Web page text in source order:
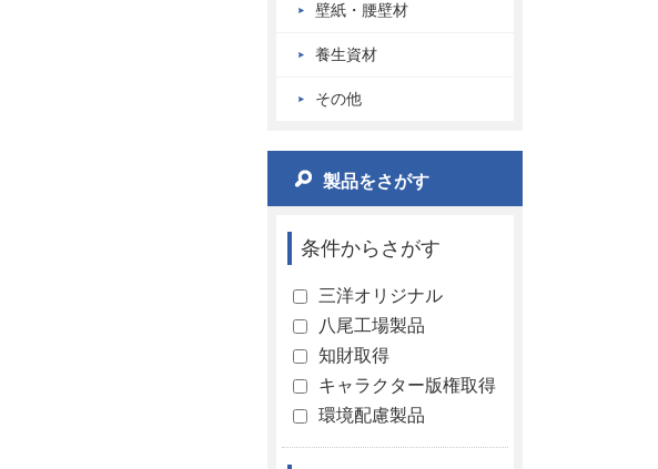
壁紙・腰壁材
養生資材
その他
製品をさがす
条件からさがす
三洋オリジナル
八尾工場製品
知財取得
キャラクター版権取得
環境配慮製品